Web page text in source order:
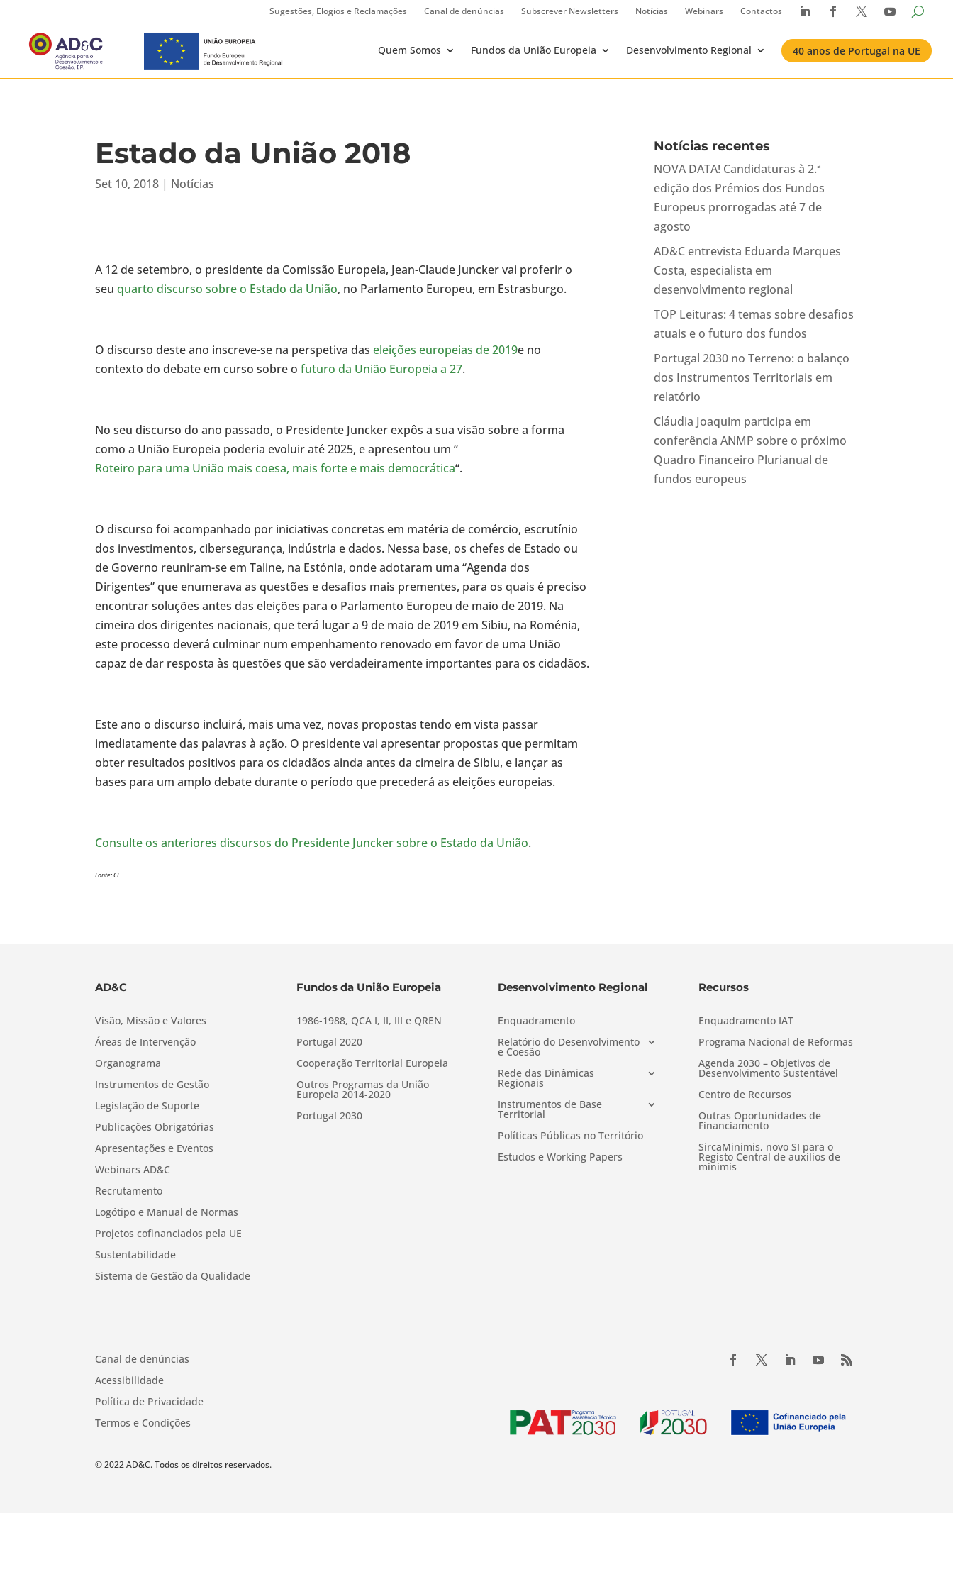
Sugestões, Elogios e Reclamações Canal de denúncias Subscrever Newsletters Notícias Webinars Contactos    
Quem Somos Fundos da União Europeia Desenvolvimento Regional 40 anos de Portugal na UE
Estado da União 2018
Set 10, 2018 | Notícias
A 12 de setembro, o presidente da Comissão Europeia, Jean-Claude Juncker vai proferir o
seuquarto discurso sobre o Estado da União, no Parlamento Europeu, em Estrasburgo.
O discurso deste ano inscreve-se na perspetiva daseleições europeias de 2019e no
contexto do debate em curso sobre ofuturo da União Europeia a 27.
No seu discurso do ano passado, o Presidente Juncker expôs a sua visão sobre a forma
como a União Europeia poderia evoluir até 2025, e apresentou um “
Roteiro para uma União mais coesa, mais forte e mais democrática“.
O discurso foi acompanhado por iniciativas concretas em matéria de comércio, escrutínio
dos investimentos, cibersegurança, indústria e dados. Nessa base, os chefes de Estado ou
de Governo reuniram-se em Taline, na Estónia, onde adotaram uma “Agenda dos
Dirigentes” que enumerava as questões e desafios mais prementes, para os quais é preciso
encontrar soluções antes das eleições para o Parlamento Europeu de maio de 2019. Na
cimeira dos dirigentes nacionais, que terá lugar a 9 de maio de 2019 em Sibiu, na Roménia,
este processo deverá culminar num empenhamento renovado em favor de uma União
capaz de dar resposta às questões que são verdadeiramente importantes para os cidadãos.
Este ano o discurso incluirá, mais uma vez, novas propostas tendo em vista passar
imediatamente das palavras à ação. O presidente vai apresentar propostas que permitam
obter resultados positivos para os cidadãos ainda antes da cimeira de Sibiu, e lançar as
bases para um amplo debate durante o período que precederá as eleições europeias.
Consulte os anteriores discursos do Presidente Juncker sobre o Estado da União.
Fonte: CE
Notícias recentes
NOVA DATA! Candidaturas à 2.ª
edição dos Prémios dos Fundos
Europeus prorrogadas até 7 de
agosto
AD&C entrevista Eduarda Marques
Costa, especialista em
desenvolvimento regional
TOP Leituras: 4 temas sobre desafios
atuais e o futuro dos fundos
Portugal 2030 no Terreno: o balanço
dos Instrumentos Territoriais em
relatório
Cláudia Joaquim participa em
conferência ANMP sobre o próximo
Quadro Financeiro Plurianual de
fundos europeus
AD&C
Visão, Missão e Valores
Áreas de Intervenção
Organograma
Instrumentos de Gestão
Legislação de Suporte
Publicações Obrigatórias
Apresentações e Eventos
Webinars AD&C
Recrutamento
Logótipo e Manual de Normas
Projetos cofinanciados pela UE
Sustentabilidade
Sistema de Gestão da Qualidade
Fundos da União Europeia
1986-1988, QCA I, II, III e QREN
Portugal 2020
Cooperação Territorial Europeia
Outros Programas da União
Europeia 2014-2020
Portugal 2030
Desenvolvimento Regional
Enquadramento
Relatório do Desenvolvimento
e Coesão
Rede das Dinâmicas
Regionais
Instrumentos de Base
Territorial
Políticas Públicas no Território
Estudos e Working Papers
Recursos
Enquadramento IAT
Programa Nacional de Reformas
Agenda 2030 – Objetivos de
Desenvolvimento Sustentável
Centro de Recursos
Outras Oportunidades de
Financiamento
SircaMinimis, novo SI para o
Registo Central de auxílios de
minimis
Canal de denúncias
Acessibilidade
Política de Privacidade
Termos e Condições
© 2022 AD&C. Todos os direitos reservados.